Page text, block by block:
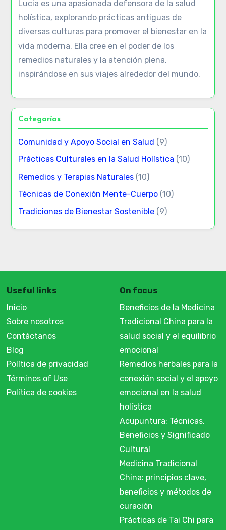
Lucia es una apasionada defensora de la salud
holística, explorando prácticas antiguas de
diversas culturas para promover el bienestar en la
vida moderna. Ella cree en el poder de los
remedios naturales y la atención plena,
inspirándose en sus viajes alrededor del mundo.
Categorías
Comunidad y Apoyo Social en Salud (9)
Prácticas Culturales en la Salud Holística (10)
Remedios y Terapias Naturales (10)
Técnicas de Conexión Mente-Cuerpo (10)
Tradiciones de Bienestar Sostenible (9)
Useful links
Inicio
Sobre nosotros
Contáctanos
Blog
Política de privacidad
Términos of Use
Política de cookies
On focus
Beneficios de la Medicina
Tradicional China para la
salud social y el equilibrio
emocional
Remedios herbales para la
conexión social y el apoyo
emocional en la salud
holística
Acupuntura: Técnicas,
Beneficios y Significado
Cultural
Medicina Tradicional
China: principios clave,
beneficios y métodos de
curación
Prácticas de Tai Chi para